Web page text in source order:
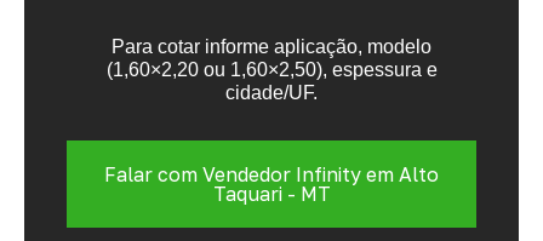
Para cotar informe aplicação, modelo
(1,60×2,20 ou 1,60×2,50), espessura e
cidade/UF.
Falar com Vendedor Infinity em Alto
Taquari - MT